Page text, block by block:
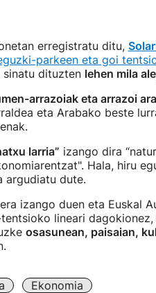
erregistratu ditu,
parkeen eta goi
dituzten lehen mila
arrazoiak eta arrazoi
eta Arabako beste
larria” izango dira
Hala, hiru
argudiatu dute.
izango duen eta Euskal
lineari dagokionez,
osasunean, paisaian,
Ekonomia